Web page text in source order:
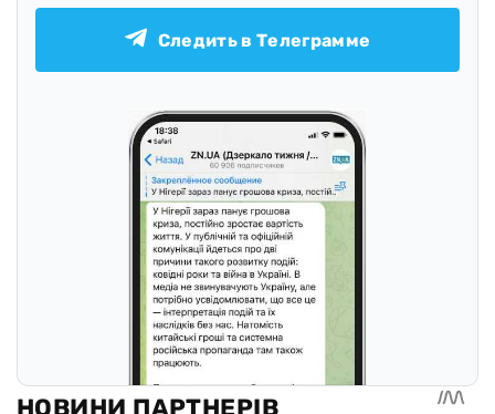
Следить в Телеграмме